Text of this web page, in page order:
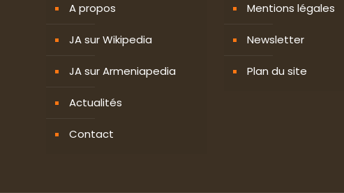
A propos
JA sur Wikipedia
JA sur Armeniapedia
Actualités
Contact
Mentions légales
Newsletter
Plan du site